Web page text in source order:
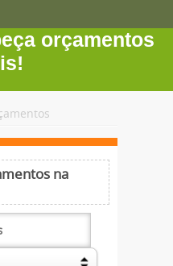
orçamentos
na